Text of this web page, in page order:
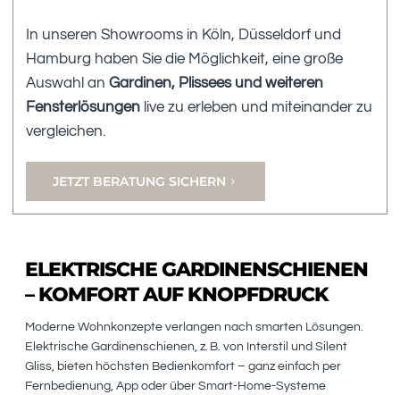
In unseren Showrooms in Köln, Düsseldorf und
Hamburg haben Sie die Möglichkeit, eine große
Auswahl an Gardinen, Plissees und weiteren
Fensterlösungen live zu erleben und miteinander zu
vergleichen.
JETZT BERATUNG SICHERN
ELEKTRISCHE GARDINENSCHIENEN
– KOMFORT AUF KNOPFDRUCK
Moderne Wohnkonzepte verlangen nach smarten Lösungen.
Elektrische Gardinenschienen, z. B. von Interstil und Silent
Gliss, bieten höchsten Bedienkomfort – ganz einfach per
Fernbedienung, App oder über Smart-Home-Systeme